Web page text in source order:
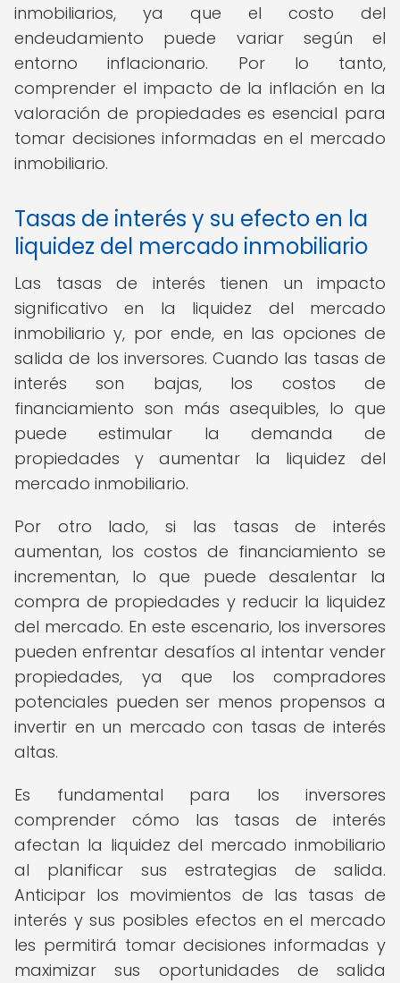
inmobiliarios, ya que el costo del
endeudamiento puede variar según el
entorno inflacionario. Por lo tanto,
comprender el impacto de la inflación en la
valoración de propiedades es esencial para
tomar decisiones informadas en el mercado
inmobiliario.
Tasas de interés y su efecto en la
liquidez del mercado inmobiliario
Las tasas de interés tienen un impacto
significativo en la liquidez del mercado
inmobiliario y, por ende, en las opciones de
salida de los inversores. Cuando las tasas de
interés son bajas, los costos de
financiamiento son más asequibles, lo que
puede estimular la demanda de
propiedades y aumentar la liquidez del
mercado inmobiliario.
Por otro lado, si las tasas de interés
aumentan, los costos de financiamiento se
incrementan, lo que puede desalentar la
compra de propiedades y reducir la liquidez
del mercado. En este escenario, los inversores
pueden enfrentar desafíos al intentar vender
propiedades, ya que los compradores
potenciales pueden ser menos propensos a
invertir en un mercado con tasas de interés
altas.
Es fundamental para los inversores
comprender cómo las tasas de interés
afectan la liquidez del mercado inmobiliario
al planificar sus estrategias de salida.
Anticipar los movimientos de las tasas de
interés y sus posibles efectos en el mercado
les permitirá tomar decisiones informadas y
maximizar sus oportunidades de salida